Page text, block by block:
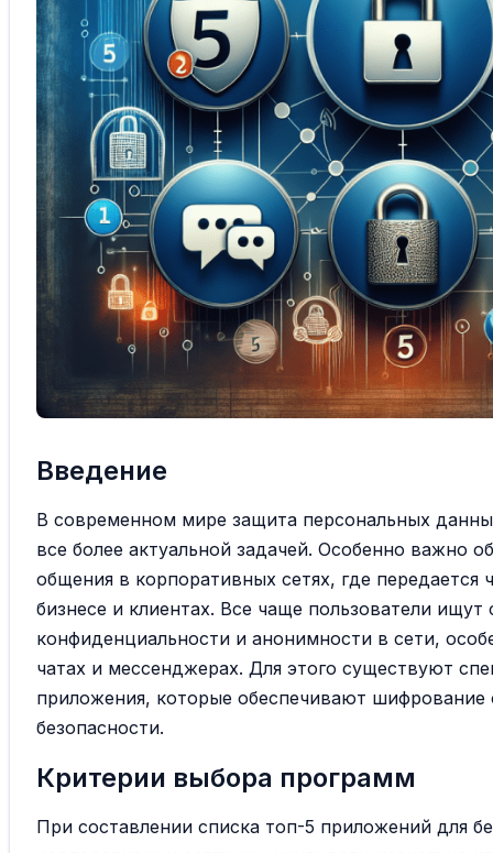
Введение
В современном мире защита персональных
все более актуальной задачей. Особенно важно
общения в корпоративных сетях, где передается
бизнесе и клиентах. Все чаще пользователи
конфиденциальности и анонимности в сети,
чатах и мессенджерах. Для этого существуют
приложения, которые обеспечивают
безопасности.
Критерии выбора программ
При составлении списка топ-5 приложений для